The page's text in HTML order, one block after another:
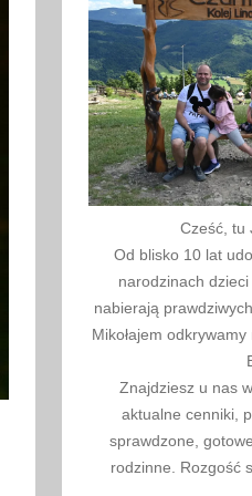
Cześć, tu
Od blisko 10 lat
narodzinach
nabierają
Mikołajem
Znajdziesz u nas
aktualne cenniki,
sprawdzone,
rodzinne. Rozgość